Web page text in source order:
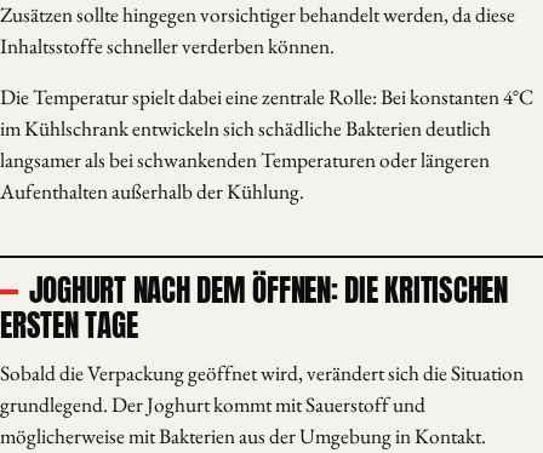
Zusätzen sollte hingegen vorsichtiger behandelt werden, da diese
Inhaltsstoffe schneller verderben können.
Die Temperatur spielt dabei eine zentrale Rolle: Bei konstanten 4°C
im Kühlschrank entwickeln sich schädliche Bakterien deutlich
langsamer als bei schwankenden Temperaturen oder längeren
Aufenthalten außerhalb der Kühlung.
JOGHURT NACH DEM ÖFFNEN: DIE KRITISCHEN
ERSTEN TAGE
Sobald die Verpackung geöffnet wird, verändert sich die Situation
grundlegend. Der Joghurt kommt mit Sauerstoff und
möglicherweise mit Bakterien aus der Umgebung in Kontakt.